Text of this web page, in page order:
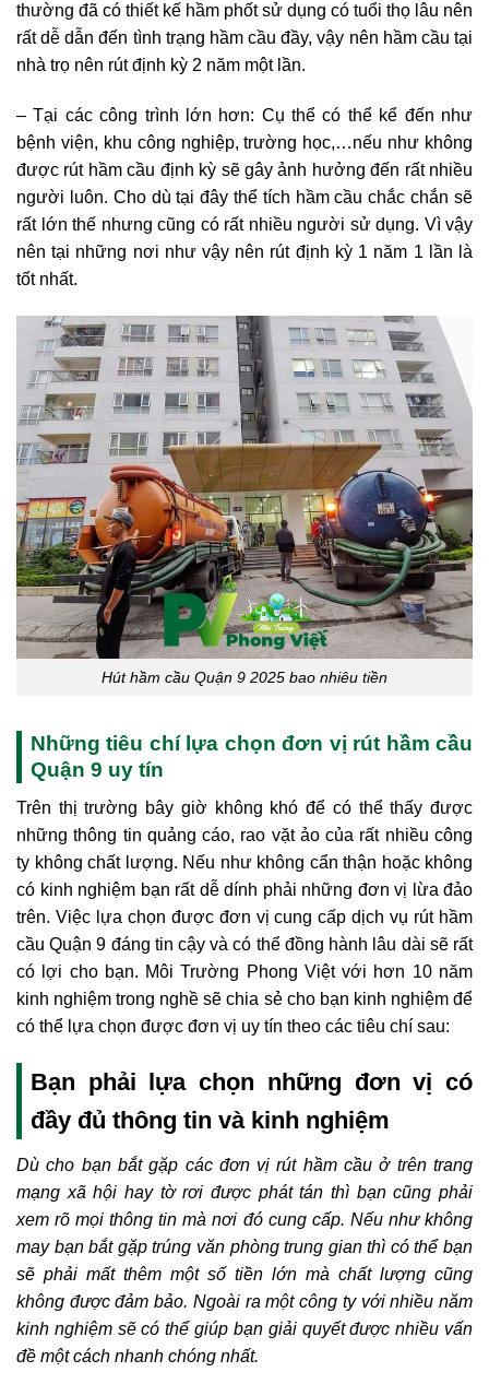
thường đã có thiết kế hầm phốt sử dụng có tuổi thọ lâu nên
rất dễ dẫn đến tình trạng hầm cầu đầy, vậy nên hầm cầu tại
nhà trọ nên rút định kỳ 2 năm một lần.
– Tại các công trình lớn hơn: Cụ thể có thể kể đến như
bệnh viện, khu công nghiệp, trường học,…nếu như không
được rút hầm cầu định kỳ sẽ gây ảnh hưởng đến rất nhiều
người luôn. Cho dù tại đây thể tích hầm cầu chắc chắn sẽ
rất lớn thế nhưng cũng có rất nhiều người sử dụng. Vì vậy
nên tại những nơi như vậy nên rút định kỳ 1 năm 1 lần là
tốt nhất.
Hút hầm cầu Quận 9 2025 bao nhiêu tiền
Những tiêu chí lựa chọn đơn vị rút hầm cầu
Quận 9 uy tín
Trên thị trường bây giờ không khó để có thể thấy được
những thông tin quảng cáo, rao vặt ảo của rất nhiều công
ty không chất lượng. Nếu như không cẩn thận hoặc không
có kinh nghiệm bạn rất dễ dính phải những đơn vị lừa đảo
trên. Việc lựa chọn được đơn vị cung cấp dịch vụ rút hầm
cầu Quận 9 đáng tin cậy và có thể đồng hành lâu dài sẽ rất
có lợi cho bạn. Môi Trường Phong Việt với hơn 10 năm
kinh nghiệm trong nghề sẽ chia sẻ cho bạn kinh nghiệm để
có thể lựa chọn được đơn vị uy tín theo các tiêu chí sau:
Bạn phải lựa chọn những đơn vị có
đầy đủ thông tin và kinh nghiệm
Dù cho bạn bắt gặp các đơn vị rút hầm cầu ở trên trang
mạng xã hội hay tờ rơi được phát tán thì bạn cũng phải
xem rõ mọi thông tin mà nơi đó cung cấp. Nếu như không
may bạn bắt gặp trúng văn phòng trung gian thì có thể bạn
sẽ phải mất thêm một số tiền lớn mà chất lượng cũng
không được đảm bảo. Ngoài ra một công ty với nhiều năm
kinh nghiệm sẽ có thể giúp bạn giải quyết được nhiều vấn
đề một cách nhanh chóng nhất.